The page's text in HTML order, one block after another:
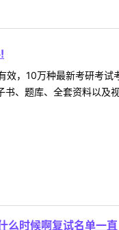
效，10万种最新考研考
书、题库、全套资料以及
么时候啊复试名单一直